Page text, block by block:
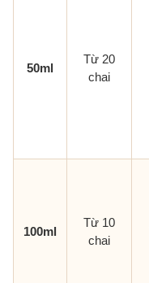
50ml
Từ 20
chai
100ml
Từ 10
chai